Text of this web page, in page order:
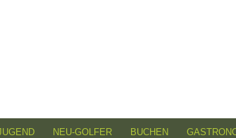
NEU-GOLFER BUCHEN